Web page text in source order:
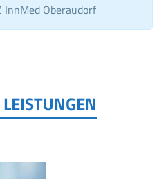
InnMed Oberaudorf